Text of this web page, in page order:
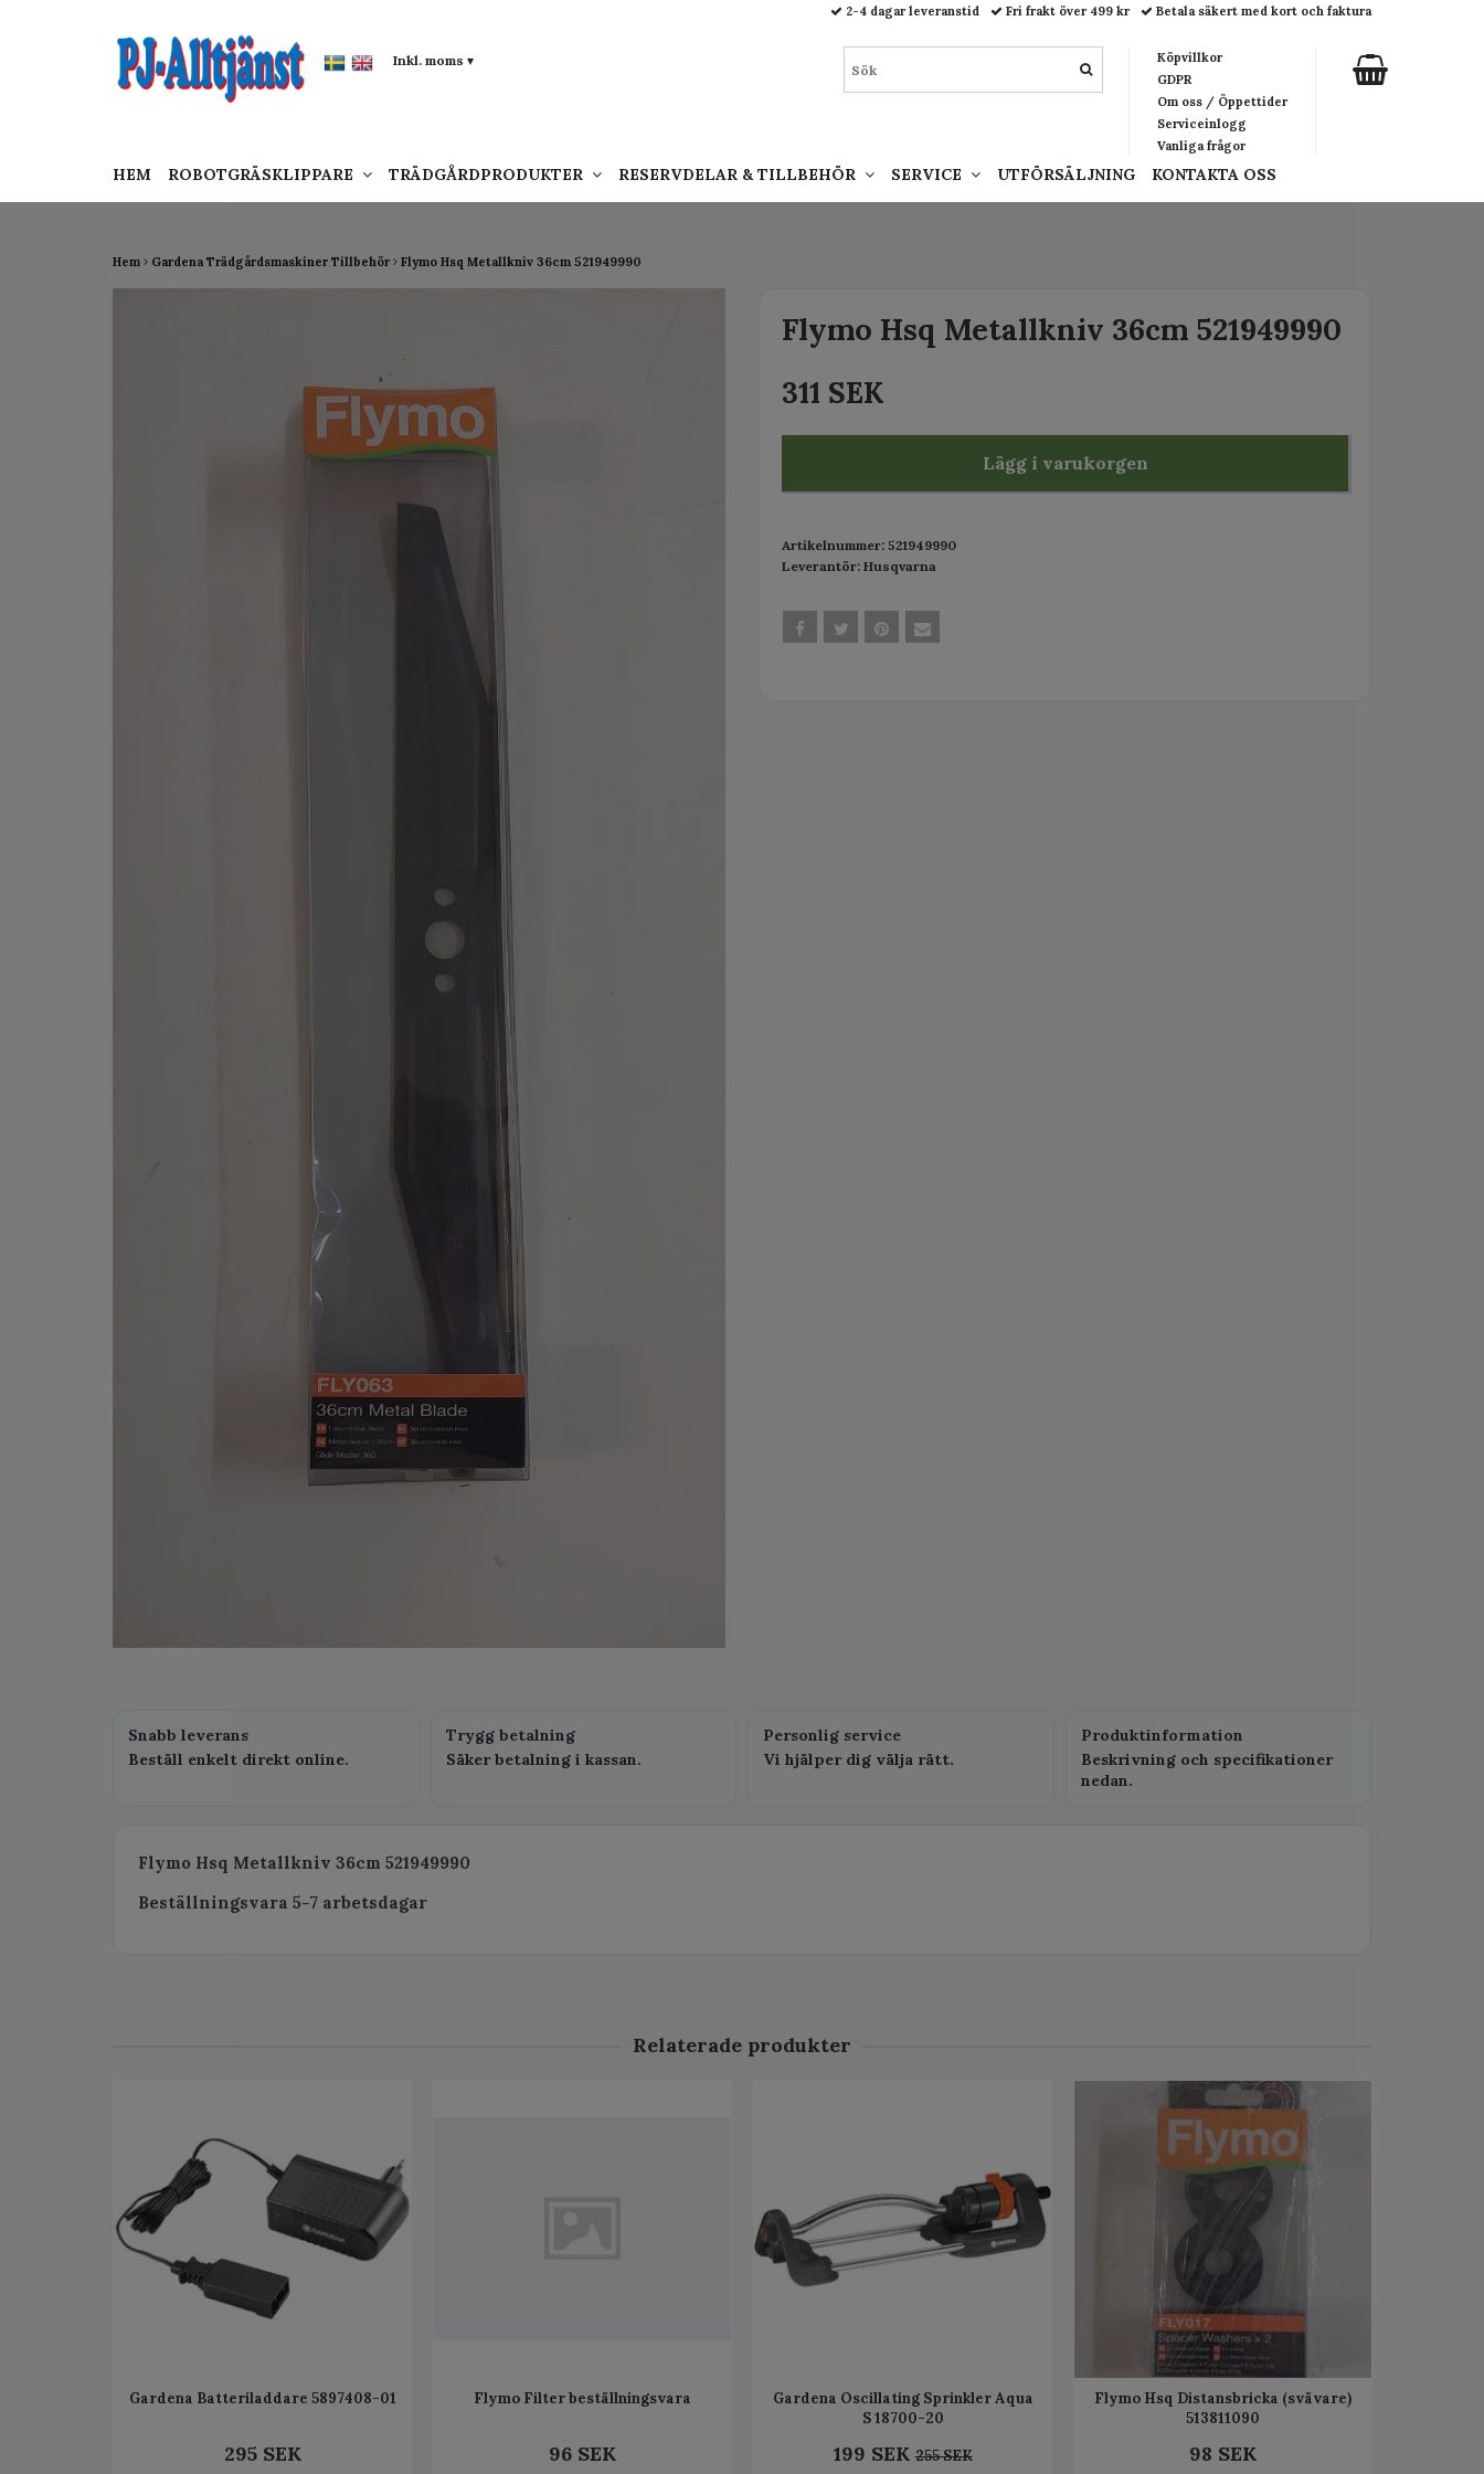
Hem Gardena Trädgårdsmaskiner Tillbehör Flymo Hsq Metallkniv 36cm 521949990
Flymo Hsq Metallkniv 36cm 521949990
311 SEK
Lägg i varukorgen
Artikelnummer: 521949990
Leverantör: Husqvarna
Snabb leverans
Beställ enkelt direkt online.
Trygg betalning
Säker betalning i kassan.
Personlig service
Vi hjälper dig välja rätt.
Produktinformation
Beskrivning och specifikationer
nedan.
Flymo Hsq Metallkniv 36cm 521949990
Beställningsvara 5-7 arbetsdagar
Relaterade produkter
Gardena Batteriladdare 5897408-01
295 SEK
Flymo Filter beställningsvara
96 SEK
Gardena Oscillating Sprinkler Aqua
S 18700-20
199 SEK255 SEK
Flymo Hsq Distansbricka (svävare)
513811090
98 SEK
Inkl. moms ▾
2-4 dagar leveranstid Fri frakt över 499 kr Betala säkert med kort och faktura
Köpvillkor
GDPR
Om oss / Öppettider
Serviceinlogg
Vanliga frågor
HEM ROBOTGRÄSKLIPPARE TRÄDGÅRDPRODUKTER RESERVDELAR & TILLBEHÖR SERVICE UTFÖRSÄLJNING KONTAKTA OSS